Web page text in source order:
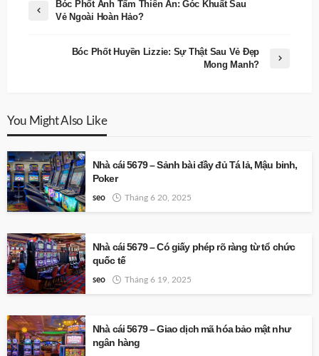
Bóc Phốt Anh Tấm Thiên An: Góc Khuất Sau
Vẻ Ngoài Hoàn Hảo?
Bóc Phốt Huyền Lizzie: Sự Thật Sau Vẻ Đẹp
Mong Manh?
You Might Also Like
Nhà cái 5679 – Sảnh bài đầy đủ Tá lả, Mậu binh,
Poker
seo Tháng 6 20, 2025
Nhà cái 5679 – Có giấy phép rõ ràng từ tổ chức
quốc tế
seo Tháng 6 19, 2025
Nhà cái 5679 – Giao dịch mã hóa bảo mật như
ngân hàng